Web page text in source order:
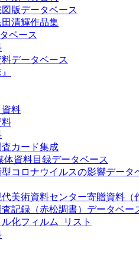
図版データベース
清輝作品集
ベース
データベース
資料
料
カード集成
体資料目録データベース
コロナウイルスの影響データ
美術資料センター寄贈資料（
記録（赤松調書）データベー
化フィルム_リスト